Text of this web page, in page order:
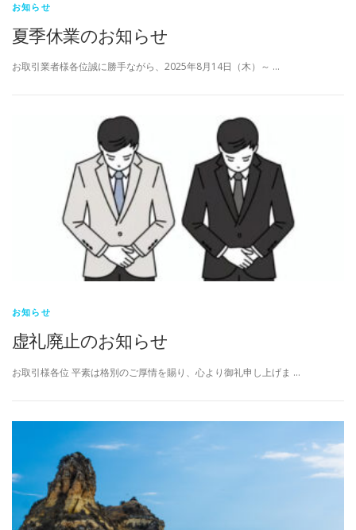
お知らせ
夏季休業のお知らせ
お取引業者様各位誠に勝手ながら、2025年8月14日（木）～ …
お知らせ
虚礼廃止のお知らせ
お取引様各位 平素は格別のご厚情を賜り、心より御礼申し上げま …